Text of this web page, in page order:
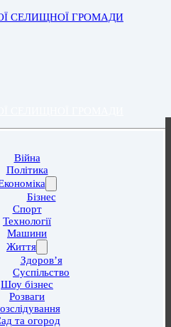
СЕЛИЩНОЇ ГРОМАДИ
Війна
Політика
Бізнес
Спорт
Технології
Машини
Життя
Здоров’я
Суспільство
Шоу бізнес
Розваги
та огород